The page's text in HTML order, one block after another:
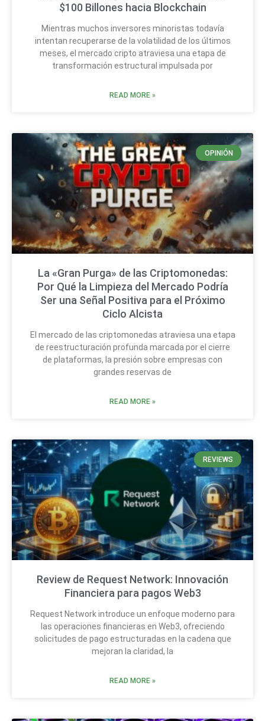
$100 Billones hacia Blockchain
Mientras muchos inversores minoristas todavía
intentan recuperarse de la volatilidad de los últimos
meses, el mercado cripto atraviesa una etapa de
transformación estructural impulsada por
READ MORE »
OPINIÓN
La «Gran Purga» de las Criptomonedas:
Por Qué la Limpieza del Mercado Podría
Ser una Señal Positiva para el Próximo
Ciclo Alcista
El mercado de las criptomonedas atraviesa una etapa
de reestructuración profunda marcada por el cierre
de plataformas, la presión sobre empresas con
grandes reservas de
READ MORE »
REVIEWS
Review de Request Network: Innovación
Financiera para pagos Web3
Request Network introduce un enfoque moderno para
las operaciones financieras en Web3, ofreciendo
solicitudes de pago estructuradas en la cadena que
mejoran la claridad, la
READ MORE »